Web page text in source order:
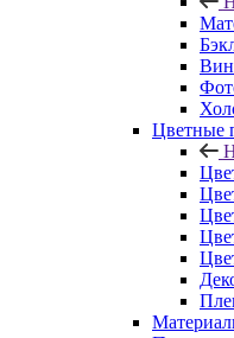
Цветные